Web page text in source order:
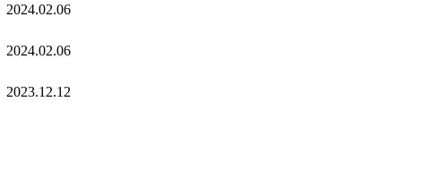
2024.02.06
2024.02.06
2023.12.12